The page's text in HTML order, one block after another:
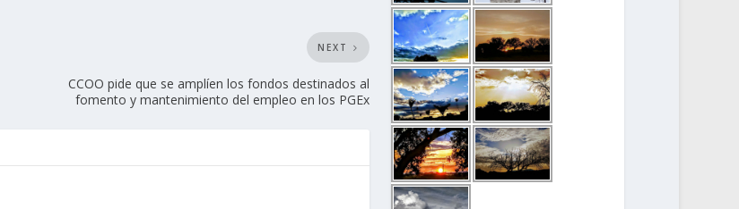
NEXT
CCOO pide que se amplíen los fondos destinados al
fomento y mantenimiento del empleo en los PGEx